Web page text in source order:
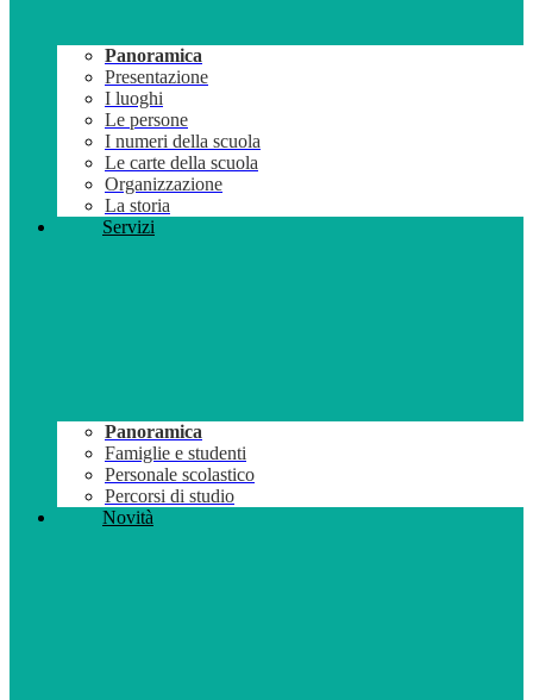
Panoramica
Presentazione
I luoghi
Le persone
I numeri della scuola
Le carte della scuola
Organizzazione
La storia
Servizi
Panoramica
Famiglie e studenti
Personale scolastico
Percorsi di studio
Novità